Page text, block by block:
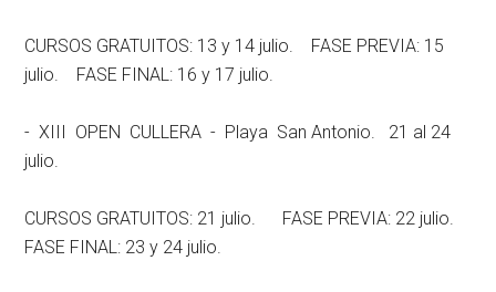
CURSOS GRATUITOS: 13 y 14 julio. FASE PREVIA: 15
julio. FASE FINAL: 16 y 17 julio.
- XIII OPEN CULLERA - Playa San Antonio. 21 al 24
julio.
CURSOS GRATUITOS: 21 julio. FASE PREVIA: 22 julio.
FASE FINAL: 23 y 24 julio.